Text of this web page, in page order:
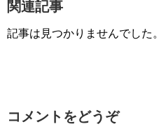
関連記事
記事は見つかりませんでした。
コメントをどうぞ